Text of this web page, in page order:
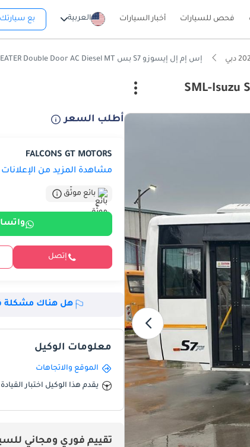
فحص للسيارات أخبار السيارات العربية بع سيارتك
إس إم إل إيسوزو S7 بس SML-Isuzu S7 Bus 3455cc 33 SEATER Double Door AC Diesel MT
أطلب السعر
FALCONS GT MOTORS
مشاهدة المزيد من الإعلانات
بائع موثّق
إتصل
هل هناك مشكلة
معلومات الوكيل
الموقع والاتجاهات
يقدم هذا الوكيل اختبار
تقييم فوري ومجاني